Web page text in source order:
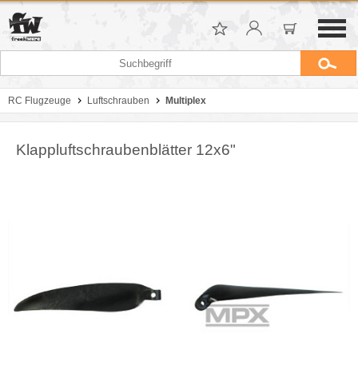
RC Flugzeuge Luftschrauben Multiplex
Klappluftschraubenblätter 12x6"